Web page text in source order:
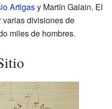
Artigasy Martín Galain. El
varias divisiones de
miles de hombres.